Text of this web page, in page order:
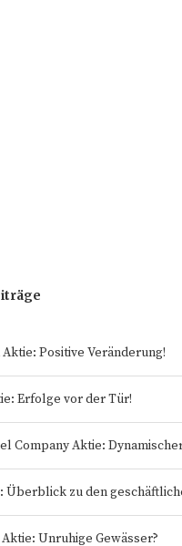
Positive Veränderung!
Erfolge vor der Tür!
Company Aktie:
Überblick zu den
Unruhige Gewässer?